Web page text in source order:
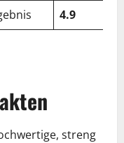
4.9
streng